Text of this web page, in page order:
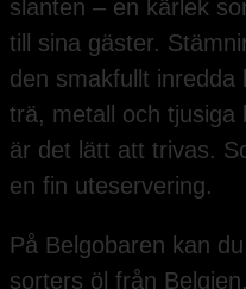
slanten – en kärlek
till sina gäster.
den smakfullt inredda
trä, metall och tjusiga
är det lätt att trivas.
en fin uteservering.
På Belgobaren kan
sorters öl från